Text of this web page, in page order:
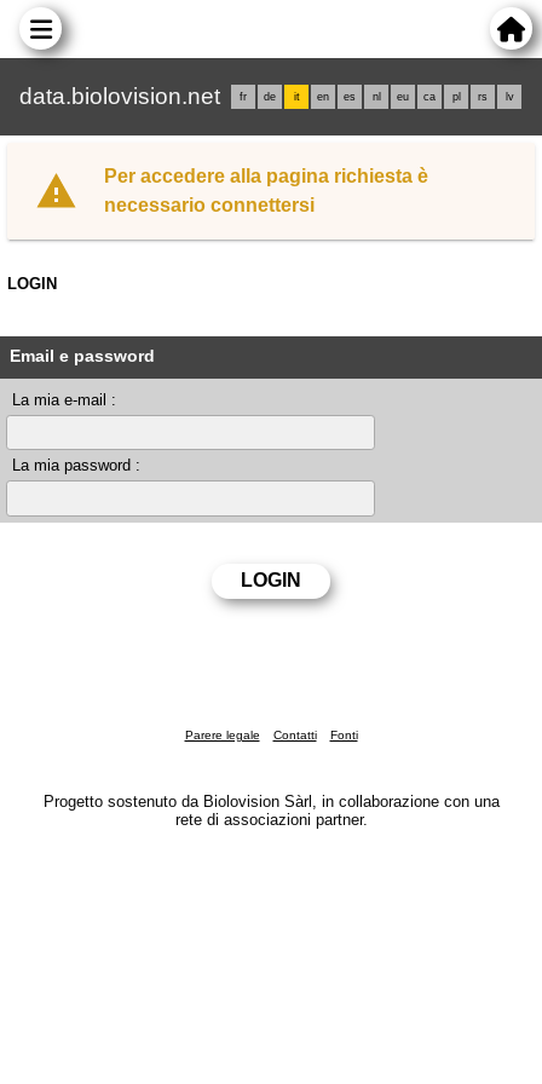
data.biolovision.net fr de it en es nl eu ca pl rs lv
Per accedere alla pagina richiesta è
necessario connettersi
LOGIN
Email e password
La mia e-mail :
La mia password :
Parere legale Contatti Fonti
Progetto sostenuto da Biolovision Sàrl, in collaborazione con una
rete di associazioni partner.